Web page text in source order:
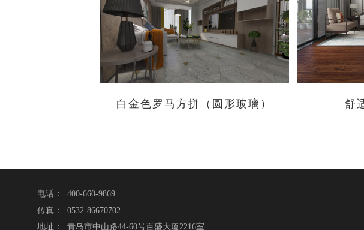
白金色罗马方拼（圆形玻璃） 舒
电话： 400-660-9869
传真： 0532-86670702
地址： 青岛市中山路44-60号百盛大厦2216室